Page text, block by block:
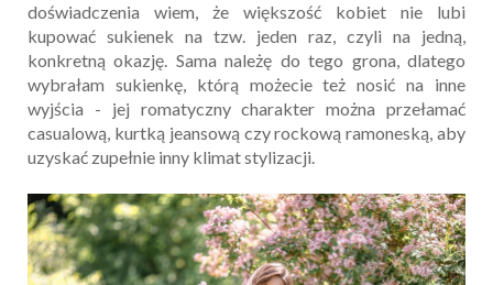
doświadczenia wiem, że większość kobiet nie lubi
kupować sukienek na tzw. jeden raz, czyli na jedną,
konkretną okazję. Sama należę do tego grona, dlatego
wybrałam sukienkę, którą możecie też nosić na inne
wyjścia - jej romatyczny charakter można przełamać
casualową, kurtką jeansową czy rockową ramoneską, aby
uzyskać zupełnie inny klimat stylizacji.